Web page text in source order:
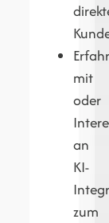
mit
oder
an
KI-
zum